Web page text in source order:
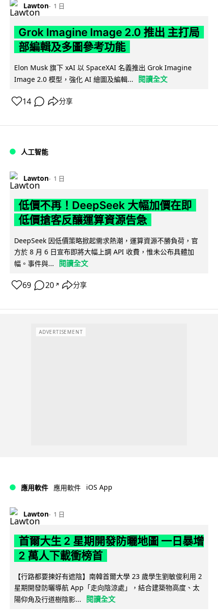
Lawton 1 日
Grok Imagine Image 2.0 推出 主打局
部編輯及多圖參考功能
Elon Musk 旗下 xAI 以 SpaceXAI 名義推出 Grok Imagine
Image 2.0 模型，強化 AI 繪圖及編輯...
閱讀全文
14 分享
人工智能
Lawton 1 日
低價不再！DeepSeek 大幅加價在即
低價搶客反釀運算資源告急
DeepSeek 因低價策略掀起需求熱潮，運算資源不勝負荷，官
方於 8 月 6 日宣布即將大幅上調 API 收費，惟未公布具體加
幅。事件與...
閱讀全文
69 20 ↗ 分享
ADVERTISEMENT
應用軟件 應用軟件 iOS App
Lawton 1 日
首爾大生 2 星期開發防曬地圖 一日暴增
2 萬人下載衝榜首
【行路都要揀好有遮陰】南韓首爾大學 23 歲學生劉敏俊利用 2
星期開發防曬導航 App「走向陰涼處」，結合建築物高度、太
陽仰角及行道樹陰影...
閱讀全文